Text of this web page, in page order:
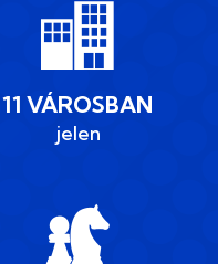
11 VÁROSBAN
jelen